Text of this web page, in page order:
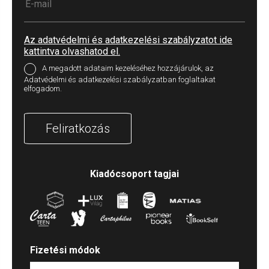
Az adatvédelmi és adatkezelési szabályzatot ide
kattintva olvashatod el.
A megadott adataim kezeléséhez hozzájárulok, az
Adatvédelmi és adatkezelési szabályzatban foglaltakat
elfogadom.
Feliratkozás
Kiadócsoport tagjai
Fizetési módok